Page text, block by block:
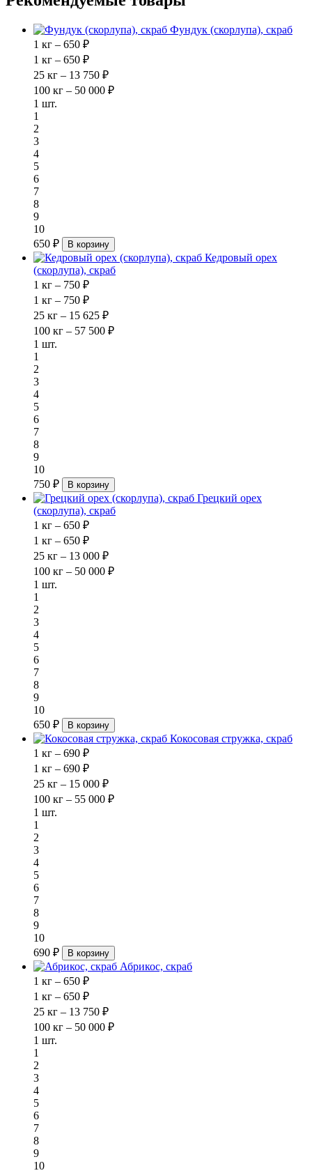
Фундук (скорлупа), скраб
1 кг – 650 ₽
1 кг – 650 ₽
25 кг – 13 750 ₽
100 кг – 50 000 ₽
1 шт.
1
2
3
4
5
6
7
8
9
10
650 ₽
В корзину
Кедровый орех
(скорлупа), скраб
1 кг – 750 ₽
1 кг – 750 ₽
25 кг – 15 625 ₽
100 кг – 57 500 ₽
1 шт.
1
2
3
4
5
6
7
8
9
10
750 ₽
В корзину
Грецкий орех
(скорлупа), скраб
1 кг – 650 ₽
1 кг – 650 ₽
25 кг – 13 000 ₽
100 кг – 50 000 ₽
1 шт.
1
2
3
4
5
6
7
8
9
10
650 ₽
В корзину
Кокосовая стружка, скраб
1 кг – 690 ₽
1 кг – 690 ₽
25 кг – 15 000 ₽
100 кг – 55 000 ₽
1 шт.
1
2
3
4
5
6
7
8
9
10
690 ₽
В корзину
Абрикос, скраб
1 кг – 650 ₽
1 кг – 650 ₽
25 кг – 13 750 ₽
100 кг – 50 000 ₽
1 шт.
1
2
3
4
5
6
7
8
9
10